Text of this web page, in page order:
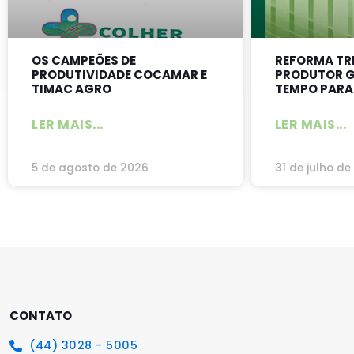
OS CAMPEÕES DE
PRODUTIVIDADE COCAMAR E
TIMAC AGRO
LER MAIS...
5 de agosto de 2026
REFORMA
PRODUTOR
TEMPO
LER MAIS...
31 de julho
CONTATO
(44) 3028 - 5005